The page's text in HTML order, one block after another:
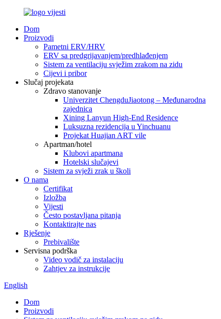
Dom
Proizvodi
Pametni ERV/HRV
ERV sa predgrijavanjem/predhlađenjem
Sistem za ventilaciju svježim zrakom na zidu
Cijevi i pribor
Slučaj projekata
Zdravo stanovanje
Univerzitet ChengduJiaotong – Međunarodna
zajednica
Xining Lanyun High-End Residence
Luksuzna rezidencija u Yinchuanu
Projekat Huajian ART vile
Apartman/hotel
Klubovi apartmana
Hotelski slučajevi
Sistem za svježi zrak u školi
O nama
Certifikat
Izložba
Vijesti
Često postavljana pitanja
Kontaktirajte nas
Rješenje
Prebivalište
Servisna podrška
Video vodič za instalaciju
Zahtjev za instrukcije
English
Dom
Proizvodi